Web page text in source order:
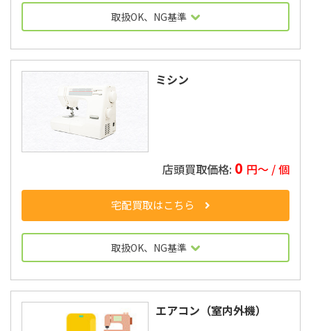
取扱OK、NG基準
ミシン
0 円〜 / 個
宅配買取はこちら
取扱OK、NG基準
エアコン（室内外機）